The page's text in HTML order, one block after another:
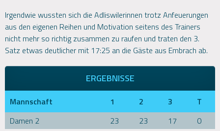
Irgendwie wussten sich die Adliswilerinnen trotz Anfeuerungen
aus den eigenen Reihen und Motivation seitens des Trainers
nicht mehr so richtig zusammen zu raufen und traten den 3.
Satz etwas deutlicher mit 17:25 an die Gäste aus Embrach ab.
ERGEBNISSE
Mannschaft 1 2 3
T
Damen 2
23 23 17
0